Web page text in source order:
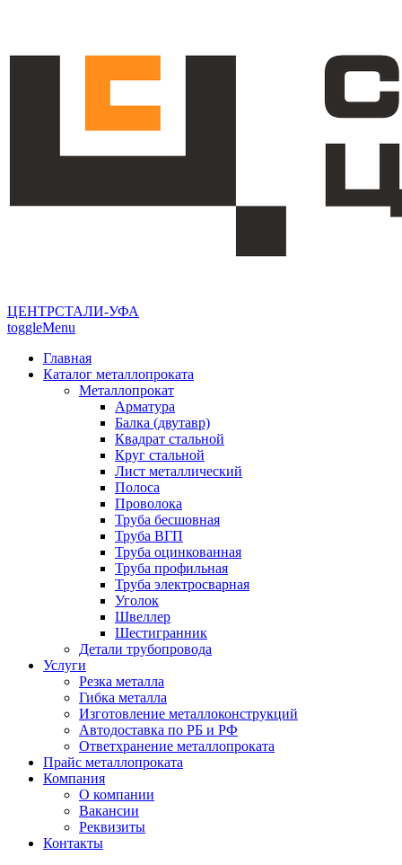
ЦЕНТРСТАЛИ-УФА
toggleMenu
Главная
Каталог металлопроката
Металлопрокат
Арматура
Балка (двутавр)
Квадрат стальной
Круг стальной
Лист металлический
Полоса
Проволока
Труба бесшовная
Труба ВГП
Труба оцинкованная
Труба профильная
Труба электросварная
Уголок
Швеллер
Шестигранник
Детали трубопровода
Услуги
Резка металла
Гибка металла
Изготовление металлоконструкций
Автодоставка по РБ и РФ
Ответхранение металлопроката
Прайс металлопроката
Компания
О компании
Вакансии
Реквизиты
Контакты